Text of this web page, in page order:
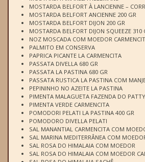
MOSTARDA BELFORT À LANCIENNE –
MOSTARDA BELFORT ANCIENNE 200 GR
MOSTARDA BELFORT DIJON 200 GR
MOSTARDA BELFORT DIJON SQUEEZE 310
NOZ MOSCADA COM MOEDOR
PALMITO EM CONSERVA
PAPRICA PICANTE LA CARMENCITA
PASSATA DIVELLA 680 GR
PASSATA LA PASTINA 680 GR
PASSATA RUSTICA LA PASTINA COM
PEPININHO NO AZEITE LA PASTINA
PIMENTA MALAGUETA FAZENDA DO PATTY
PIMENTA VERDE CARMENCITA
POMODORI PELATI LA PASTINA 400 GR
POMODORO DIVELLA PELATI
SAL MANANTIAL CARMENCITA COM
SAL MARINA MEDITERRÂNEA COM
SAL ROSA DO HIMALAIA COM MOEDOR
SAL ROSA DO HIMALAIA COM MOEDOR